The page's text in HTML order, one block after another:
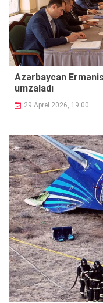
Azərbaycan
umzaladı
29 Aprel 2026, 19:00